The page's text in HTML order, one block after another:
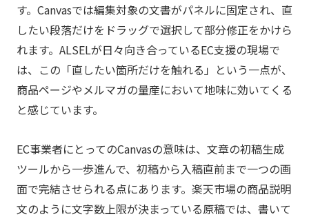
す。Canvasでは編集対象の文書がパネルに固定され、直
したい段落だけをドラッグで選択して部分修正をかけら
れます。ALSELが日々向き合っているEC支援の現場で
は、この「直したい箇所だけを触れる」という一点が、
商品ページやメルマガの量産において地味に効いてくる
と感じています。
EC事業者にとってのCanvasの意味は、文章の初稿生成
ツールから一歩進んで、初稿から入稿直前まで一つの画
面で完結させられる点にあります。楽天市場の商品説明
文のように文字数上限が決まっている原稿では、書いて